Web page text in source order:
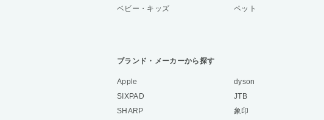
ベビー・キッズ
ペット
ブランド・メーカーから探す
Apple dyson
SIXPAD
JTB
SHARP
象印